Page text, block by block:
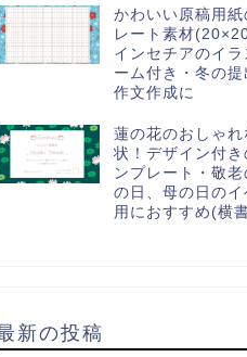
らけのかわいい動画素
動
かわいい原稿用紙
レート素材
インセチアのイラ
ーム付き・冬の
作文作成に
蓮の花のおしゃれ
状！デザイン付き
ンプレート・敬老
の日、母の日のイ
用におすすめ(横
新の投稿